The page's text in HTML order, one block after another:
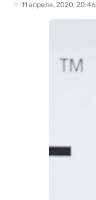
11 апреля, 2020, 20:46